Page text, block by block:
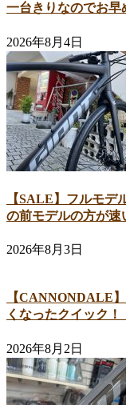
一台きりなのでお早
2026年8月4日
【SALE】フルモデ
の前モデルの方が速
2026年8月3日
【CANNONDALE
くなったクイック
2026年8月2日